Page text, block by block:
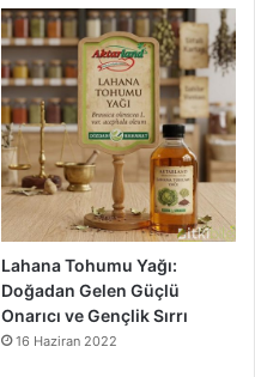
Lahana Tohumu Yağı:
Doğadan Gelen Güçlü
Onarıcı ve Gençlik Sırrı
16 Haziran 2022